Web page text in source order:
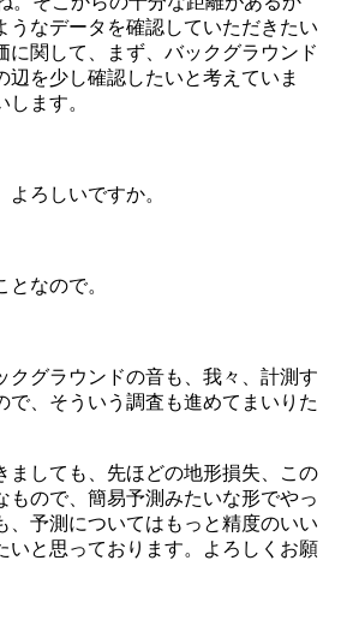
うなデータを確認していただきたい
に関して、まず、バックグラウンド
辺を少し確認したいと考えていま
ます。
ろしいですか。
なので。
クグラウンドの音も、我々、計測す
で、そういう調査も進めてまいりた
ましても、先ほどの地形損失、この
もので、簡易予測みたいな形でやっ
、予測についてはもっと精度のいい
いと思っております。よろしくお願